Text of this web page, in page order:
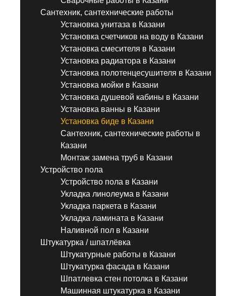
Сантехник, сантехнические работы
Установка унитаза в Казани
Установка счетчиков на воду в Казани
Установка смесителя в Казани
Установка радиатора в Казани
Установка полотенцесушителя в Казани
Установка мойки в Казани
Установка душевой кабины в Казани
Установка ванны в Казани
Установка биде в Казани
Сантехник, сантехнические работы в
Казани
Монтаж замена труб в Казани
Устройство пола
Устройство пола в Казани
Укладка линолеума в Казани
Укладка паркета в Казани
Укладка ламината в Казани
Наливной пол в Казани
Штукатурка / шпатлёвка
Штукатурные работы в Казани
Штукатурка фасада в Казани
Шпатлевка стен потолка в Казани
Машинная штукатурка в Казани